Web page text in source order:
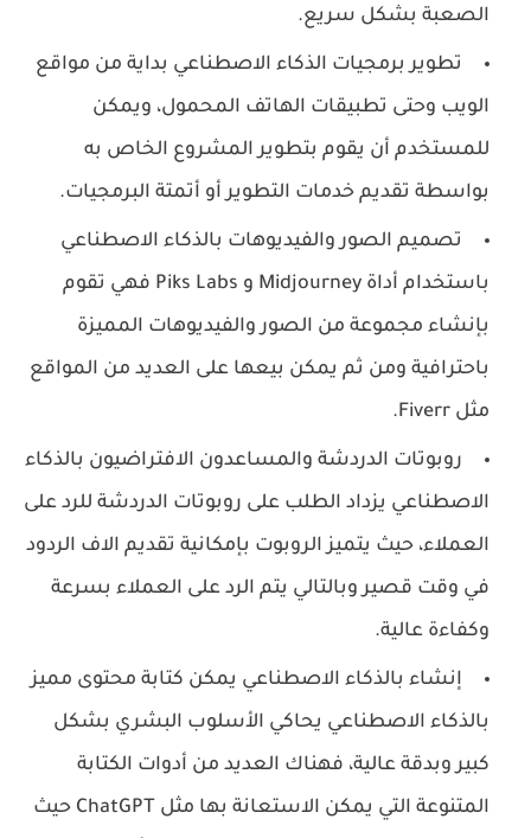
الصعبة بشكل سريع.
تطوير برمجيات الذكاء الاصطناعي بداية من مواقع
الويب وحتى تطبيقات الهاتف المحمول، ويمكن
للمستخدم أن يقوم بتطوير المشروع الخاص به
بواسطة تقديم خدمات التطوير أو أتمتة البرمجيات.
تصميم الصور والفيديوهات بالذكاء الاصطناعي
باستخدام أداة Midjourney و Piks Labs فهي تقوم
بإنشاء مجموعة من الصور والفيديوهات المميزة
باحترافية ومن ثم يمكن بيعها على العديد من المواقع
مثل Fiverr.
روبوتات الدردشة والمساعدون الافتراضيون بالذكاء
الاصطناعي يزداد الطلب على روبوتات الدردشة للرد على
العملاء، حيث يتميز الروبوت بإمكانية تقديم الاف الردود
في وقت قصير وبالتالي يتم الرد على العملاء بسرعة
وكفاءة عالية.
إنشاء بالذكاء الاصطناعي يمكن كتابة محتوى مميز
بالذكاء الاصطناعي يحاكي الأسلوب البشري بشكل
كبير وبدقة عالية، فهناك العديد من أدوات الكتابة
المتنوعة التي يمكن الاستعانة بها مثل ChatGPT حيث